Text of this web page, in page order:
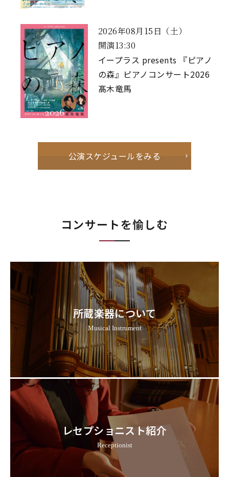
2026年08月15日（土）
開演13:30
イープラス presents 『ピアノ
の森』ピアノコンサート2026
髙木竜馬
公演スケジュールをみる
コンサートを愉しむ
所蔵楽器について
Musical Instrument
レセプショニスト紹介
Receptionist